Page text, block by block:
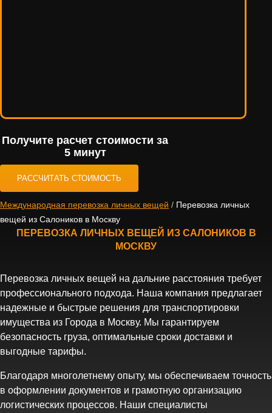
Получите расчет стоимости за
5 минут
РАССЧИТАТЬ СТОИМОСТЬ
Международная перевозка личных вещей / Перевозка личных
вещей из Салоников в Москву
ПЕРЕВОЗКА ЛИЧНЫХ ВЕЩЕЙ ИЗ САЛОНИКОВ В
МОСКВУ
Перевозка личных вещей на дальние расстояния требует
профессионального подхода. Наша компания предлагает
надежные и быстрые решения для транспортировки
имущества из Города в Москву. Мы гарантируем
безопасность груза, оптимальные сроки доставки и
выгодные тарифы.
Благодаря многолетнему опыту, мы обеспечиваем точность
в оформлении документов и грамотную организацию
логистических процессов. Наши специалисты